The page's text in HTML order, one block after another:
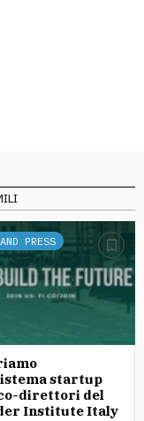
PRESS
startup
direttori del
Institute Italy